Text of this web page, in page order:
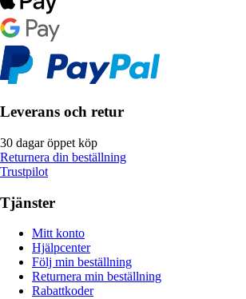
Leverans och retur
30 dagar öppet köp
Returnera din beställning
Trustpilot
Tjänster
Mitt konto
Hjälpcenter
Följ min beställning
Returnera min beställning
Rabattkoder